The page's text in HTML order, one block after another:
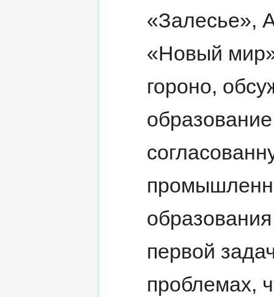
«Залесье»,
«Новый
гороно,
первой
проблемах,